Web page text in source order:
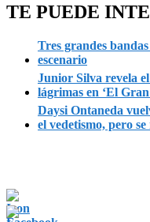
TE PUEDE
Tres grandes
escenario
Junior Silva revela
lágrimas en ‘El
Daysi Ontaneda
el vedetismo, pero